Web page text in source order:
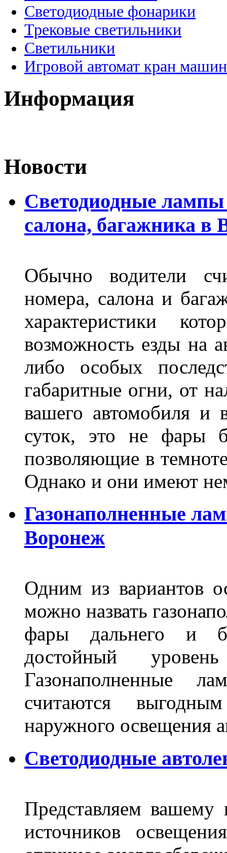
Светодиодные фонарики
Трековые светильники
Светильники
Игровой автомат кран
Информация
Новости
Светодиодные лампы
салона, багажника в
Обычно водители
номера, салона и
характеристики
возможность езды на
либо особых
габаритные огни, от
вашего автомобиля и
суток, это не фары
позволяющие в
Однако и они имеют
Газонаполненные
Воронеж
Одним из вариантов
можно назвать
фары дальнего и
достойный
Газонаполненные
считаются
наружного освещения
Светодиодные
Представляем
источников